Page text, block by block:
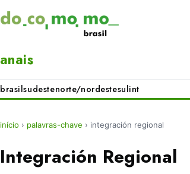
anais
brasilsudestenorte/nordestesulint
início › palavras-chave › integración regional
Integración Regional